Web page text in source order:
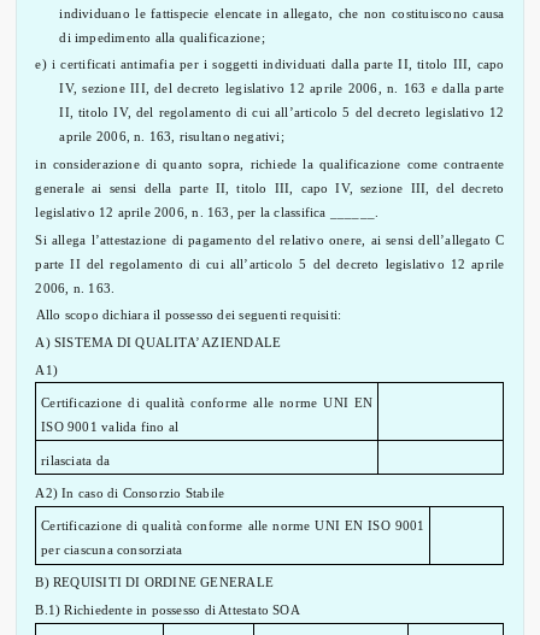
individuano le fattispecie elencate in allegato, che non costituiscono causa
di impedimento alla qualificazione;
e) i certificati antimafia per i soggetti individuati dalla parte II, titolo III, capo
IV, sezione III, del decreto legislativo 12 aprile 2006, n. 163 e dalla parte
II, titolo IV, del regolamento di cui all’articolo 5 del decreto legislativo 12
aprile 2006, n. 163, risultano negativi;
in considerazione di quanto sopra, richiede la qualificazione come contraente
generale ai sensi della parte II, titolo III, capo IV, sezione III, del decreto
legislativo 12 aprile 2006, n. 163, per la classifica ______.
Si allega l’attestazione di pagamento del relativo onere, ai sensi dell’allegato C
parte II del regolamento di cui all’articolo 5 del decreto legislativo 12 aprile
2006, n. 163.
Allo scopo dichiara il possesso dei seguenti requisiti:
A) SISTEMA DI QUALITA’ AZIENDALE
A1)
Certificazione di qualità conforme alle norme UNI EN
ISO 9001 valida fino al
rilasciata da
A2) In caso di Consorzio Stabile
Certificazione di qualità conforme alle norme UNI EN ISO 9001
per ciascuna consorziata
B) REQUISITI DI ORDINE GENERALE
B.1) Richiedente in possesso di Attestato SOA